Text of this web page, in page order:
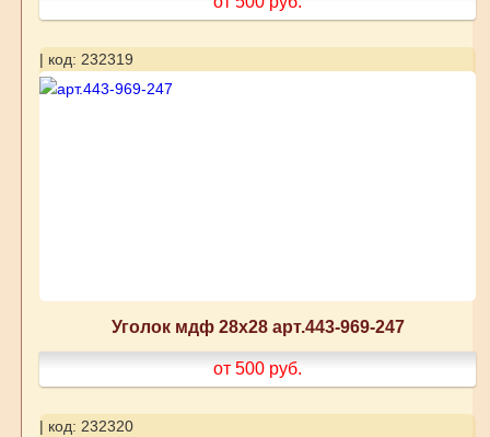
| код: 232319
Уголок мдф 28х28 арт.443-969-247
от 500 руб.
| код: 232320